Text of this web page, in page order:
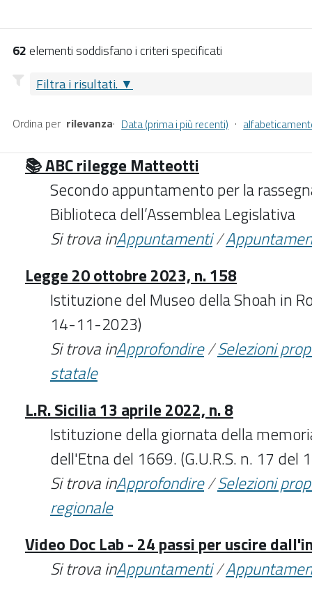
62elementi soddisfano i criteri specificati
Filtra i risultati.
Ordina per rilevanza· Data (prima i più recenti) ·
📚 ABC rilegge Matteotti
Secondo appuntamento per la
Biblioteca dell’Assemblea Legislativa
Si trova inAppuntamenti/
Legge 20 ottobre 2023, n. 158
Istituzione del Museo della Shoah in
14-11-2023)
Si trova inApprofondire/Selezioni
statale
L.R. Sicilia 13 aprile 2022, n. 8
Istituzione della giornata della
dell'Etna del 1669. (G.U.R.S. n. 17
Si trova inApprofondire/Selezioni
regionale
Video Doc Lab - 24 passi per uscire
Si trova inAppuntamenti/